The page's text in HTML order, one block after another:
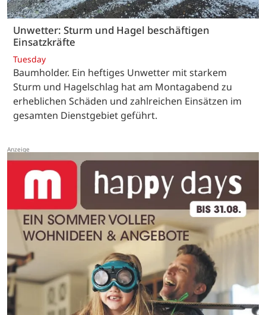
Unwetter: Sturm und Hagel beschäftigen
Einsatzkräfte
Tuesday
Baumholder. Ein heftiges Unwetter mit starkem
Sturm und Hagelschlag hat am Montagabend zu
erheblichen Schäden und zahlreichen Einsätzen im
gesamten Dienstgebiet geführt.